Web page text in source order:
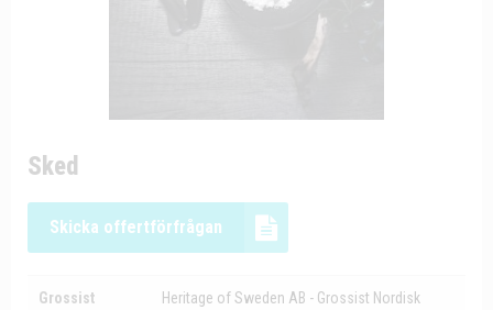
Sked
Skicka offertförfrågan
Grossist
Heritage of Sweden AB - Grossist Nordisk